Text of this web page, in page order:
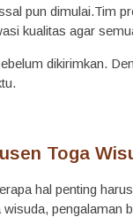
pun dimulai.Tim
kualitas agar
dikirimkan.
Toga
hal penting
pengalaman